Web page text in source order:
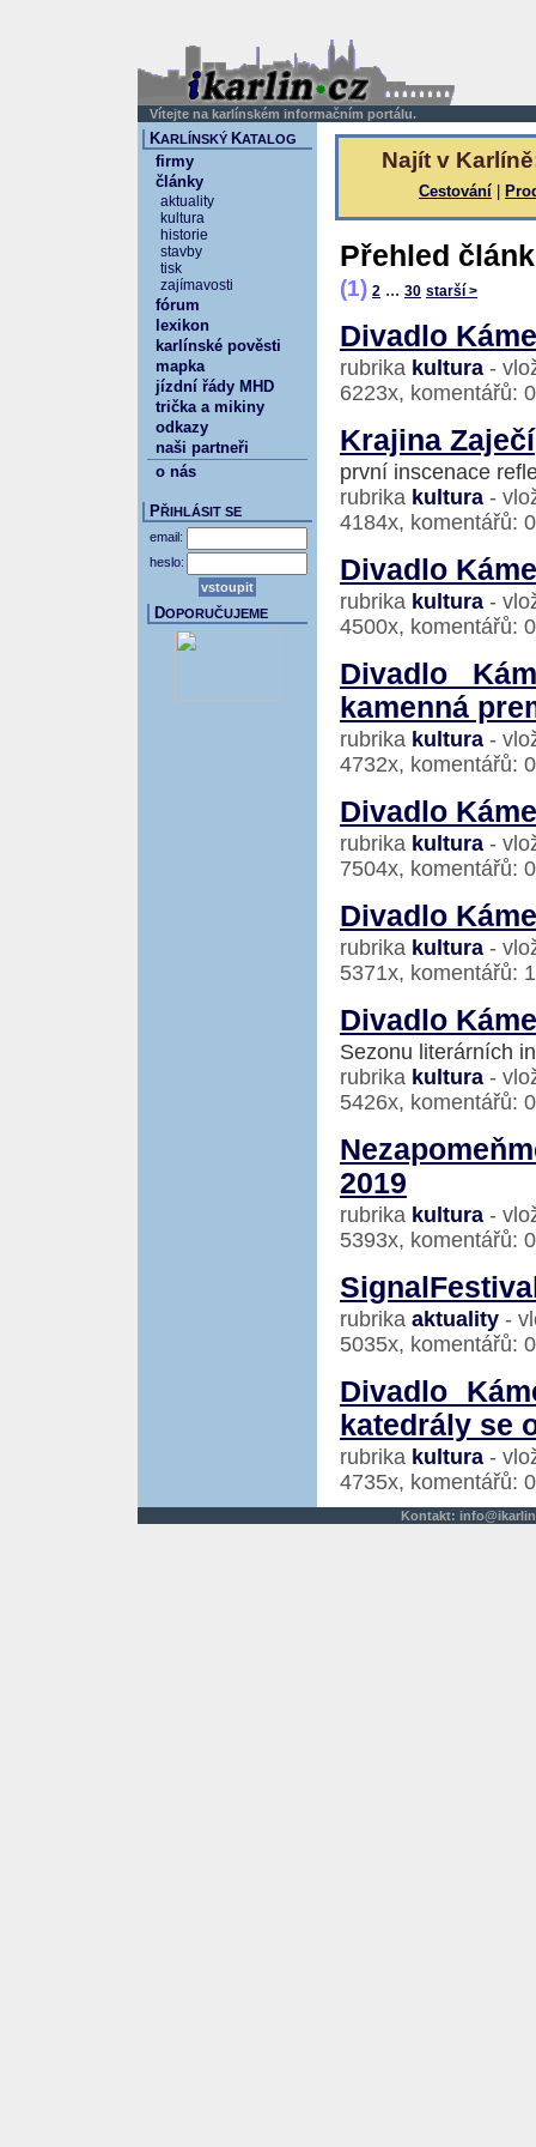
Vítejte na karlínském informačním portálu.
Najít v
Cestování
Přehled
(1) 2 ... 30 starší >
Divadlo
rubrika kultura -
6223x, komentářů: 0
Krajina Zaječí
první inscenace
rubrika kultura -
4184x, komentářů: 0
Divadlo
rubrika kultura -
4500x, komentářů: 0
Divadlo
kamenná
rubrika kultura -
4732x, komentářů: 0
Divadlo
rubrika kultura -
7504x, komentářů: 0
Divadlo
rubrika kultura -
5371x, komentářů:
Divadlo
Sezonu literárních
rubrika kultura -
5426x, komentářů: 0
2019
rubrika kultura -
5393x, komentářů: 0
rubrika aktuality -
5035x, komentářů: 0
Divadlo
katedrály se
rubrika kultura -
4735x, komentářů: 0
KARLÍNSKÝ KATALOG
firmy
články
aktuality
kultura
historie
stavby
tisk
zajímavosti
fórum
lexikon
karlínské pověsti
mapka
jízdní řády MHD
trička a mikiny
odkazy
naši partneři
o nás
PŘIHLÁSIT SE
email:
heslo:
DOPORUČUJEME
Kontakt: